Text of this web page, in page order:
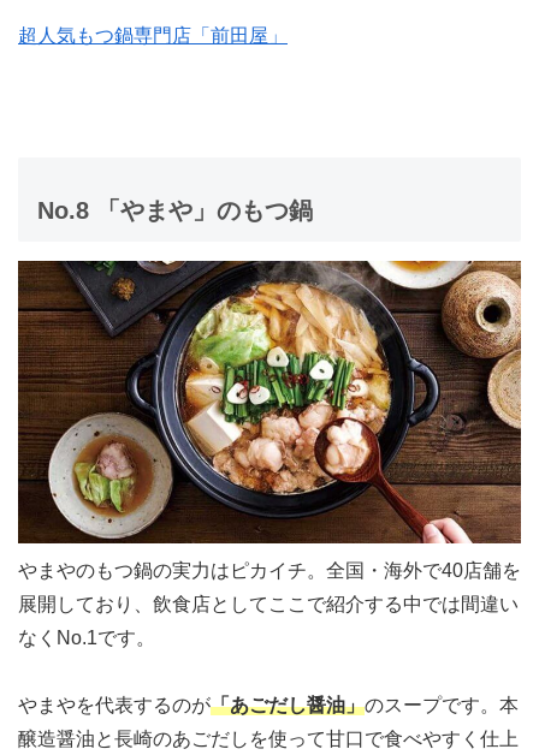
超人気もつ鍋専門店「前田屋」
No.8 「やまや」のもつ鍋
やまやのもつ鍋の実力はピカイチ。全国・海外で40店舗を
展開しており、飲食店としてここで紹介する中では間違い
なくNo.1です。
やまやを代表するのが「あごだし醤油」のスープです。本
醸造醤油と長崎のあごだしを使って甘口で食べやすく仕上